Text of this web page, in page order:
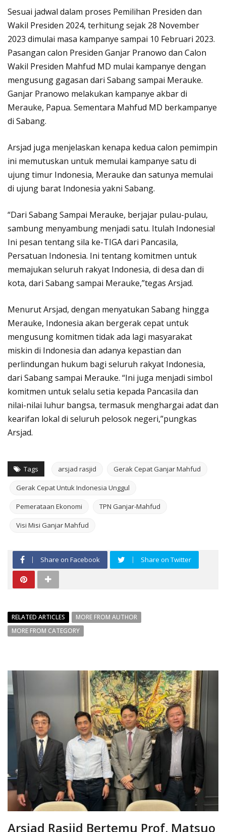
Sesuai jadwal dalam proses Pemilihan Presiden dan
Wakil Presiden 2024, terhitung sejak 28 November
2023 dimulai masa kampanye sampai 10 Februari 2023.
Pasangan calon Presiden Ganjar Pranowo dan Calon
Wakil Presiden Mahfud MD mulai kampanye dengan
mengusung gagasan dari Sabang sampai Merauke.
Ganjar Pranowo melakukan kampanye akbar di
Merauke, Papua. Sementara Mahfud MD berkampanye
di Sabang.
Arsjad juga menjelaskan kenapa kedua calon pemimpin
ini memutuskan untuk memulai kampanye satu di
ujung timur Indonesia, Merauke dan satunya memulai
di ujung barat Indonesia yakni Sabang.
“Dari Sabang Sampai Merauke, berjajar pulau-pulau,
sambung menyambung menjadi satu. Itulah Indonesia!
Ini pesan tentang sila ke-TIGA dari Pancasila,
Persatuan Indonesia. Ini tentang komitmen untuk
memajukan seluruh rakyat Indonesia, di desa dan di
kota, dari Sabang sampai Merauke,”tegas Arsjad.
Menurut Arsjad, dengan menyatukan Sabang hingga
Merauke, Indonesia akan bergerak cepat untuk
mengusung komitmen tidak ada lagi masyarakat
miskin di Indonesia dan adanya kepastian dan
perlindungan hukum bagi seluruh rakyat Indonesia,
dari Sabang sampai Merauke. “Ini juga menjadi simbol
komitmen untuk selalu setia kepada Pancasila dan
nilai-nilai luhur bangsa, termasuk menghargai adat dan
kearifan lokal di seluruh pelosok negeri,”pungkas
Arsjad.
Tags arsjad rasjid Gerak Cepat Ganjar Mahfud
Gerak Cepat Untuk Indonesia Unggul
Pemerataan Ekonomi TPN Ganjar-Mahfud
Visi Misi Ganjar Mahfud
Share on Facebook Share on Twitter
RELATED ARTICLES
MORE FROM AUTHOR
MORE FROM CATEGORY
Arsjad Rasjid Bertemu Prof. Matsuo